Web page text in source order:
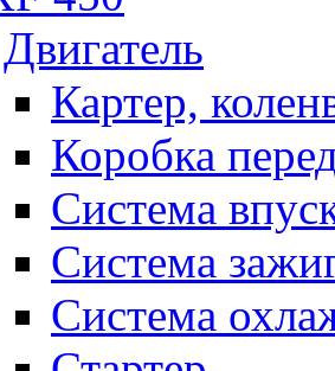
Двигатель
Картер,
Коробка
Система
Система
Система